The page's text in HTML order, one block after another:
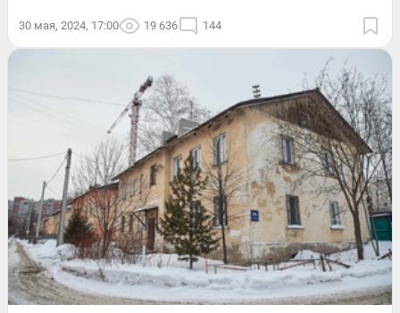
30 мая, 2024, 17:00 19 636 144